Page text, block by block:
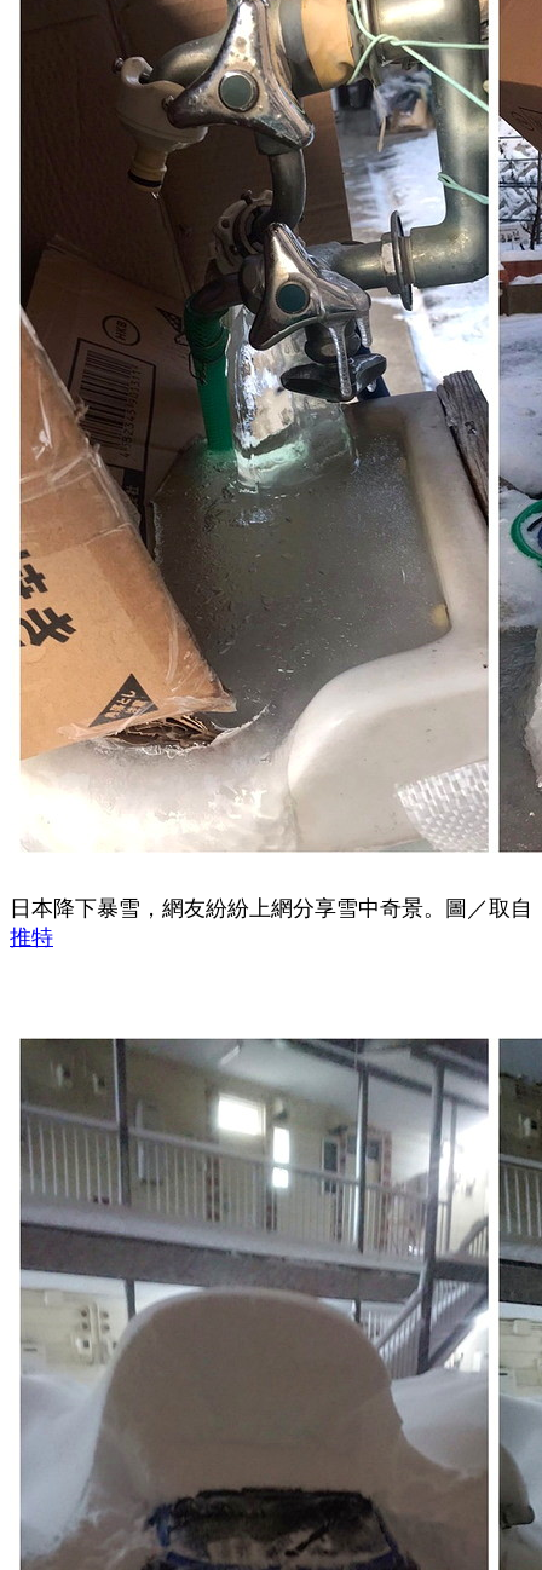
日本降下暴雪，網友紛紛上網分享雪中奇景。圖／取自
推特